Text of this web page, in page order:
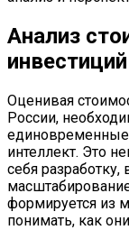
Анализ
Оценивая
России,
единовременные
интеллект. Это
себя
формируется из
понимать, как